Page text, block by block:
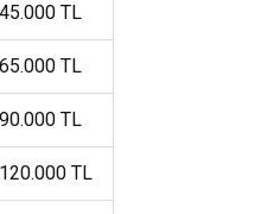
TL
TL
TL
TL